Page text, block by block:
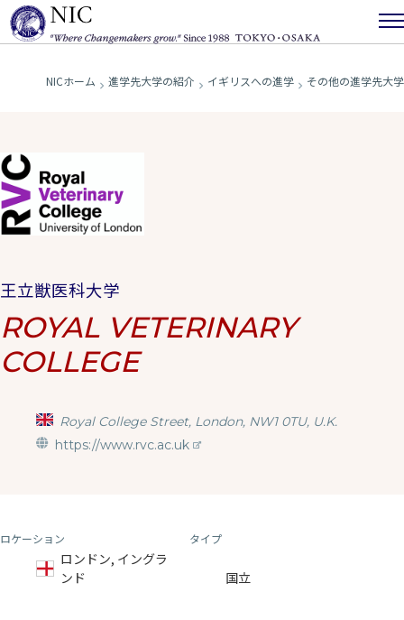
NICホーム 進学先大学の紹介 イギリスへの進学 その他の進学先大学
王立獣医科大学
ROYAL VETERINARY
COLLEGE
Royal College Street, London, NW1 0TU, U.K.
https://www.rvc.ac.uk
ロケーション
ロンドン, イングラ
ンド
タイプ
国立